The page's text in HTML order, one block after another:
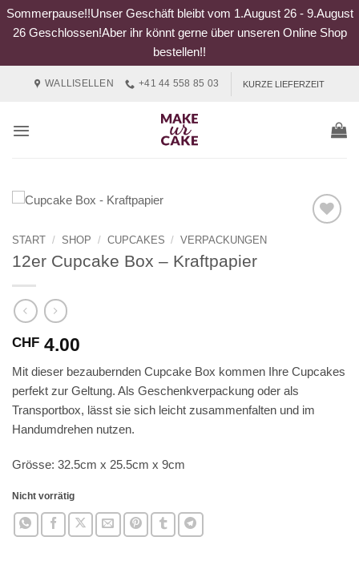
Sommerpause!!Unser Geschäft bleibt vom 1.August 26 - 9.August
26 Geschlossen!Aber ihr könnt gerne über unseren Online Shop
bestellen!!
WALLISELLEN +41 44 558 85 03 KURZE LIEFERZEIT
START / SHOP / CUPCAKES / VERPACKUNGEN
12er Cupcake Box – Kraftpapier
CHF 4.00
Mit dieser bezaubernden Cupcake Box kommen Ihre Cupcakes
perfekt zur Geltung. Als Geschenkverpackung oder als
Transportbox, lässt sie sich leicht zusammenfalten und im
Handumdrehen nutzen.
Grösse: 32.5cm x 25.5cm x 9cm
Nicht vorrätig